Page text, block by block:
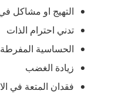
التهيج او مشاكل في
تدني احترام الذات
الحساسية المفرطة
زيادة الغضب
فقدان المتعة في